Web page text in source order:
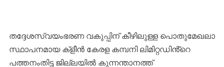
തദ്ദേശസ്വയംഭരണ വകുപ്പിന് കീഴിലുള്ള പൊതുമേഖലാ
സ്ഥാപനമായ ക്ളീൻ കേരള കമ്പനി ലിമിറ്റഡിൻ്റെ
പത്തനംതിട്ട ജില്ലയിൽ കുന്നന്താനത്ത്